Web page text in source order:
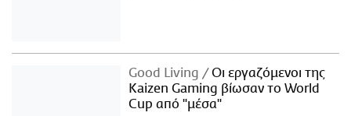
Good Living
Οι εργαζόμενοι της
Kaizen Gaming βίωσαν το World
Cup από "μέσα"